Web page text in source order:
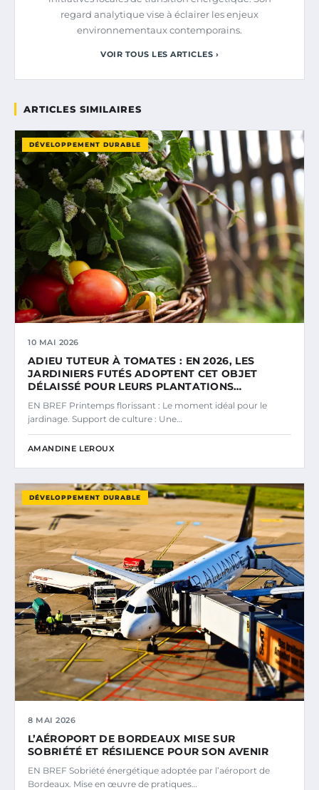
regard analytique vise à éclairer les enjeux
environnementaux contemporains.
VOIR TOUS LES ARTICLES ›
ARTICLES SIMILAIRES
DÉVELOPPEMENT DURABLE
10 MAI 2026
ADIEU TUTEUR À TOMATES : EN 2026, LES
JARDINIERS FUTÉS ADOPTENT CET OBJET
DÉLAISSÉ POUR LEURS PLANTATIONS…
EN BREF Printemps florissant : Le moment idéal pour le
jardinage. Support de culture : Une…
AMANDINE LEROUX
DÉVELOPPEMENT DURABLE
8 MAI 2026
L’AÉROPORT DE BORDEAUX MISE SUR
SOBRIÉTÉ ET RÉSILIENCE POUR SON AVENIR
EN BREF Sobriété énergétique adoptée par l’aéroport de
Bordeaux. Mise en œuvre de pratiques…